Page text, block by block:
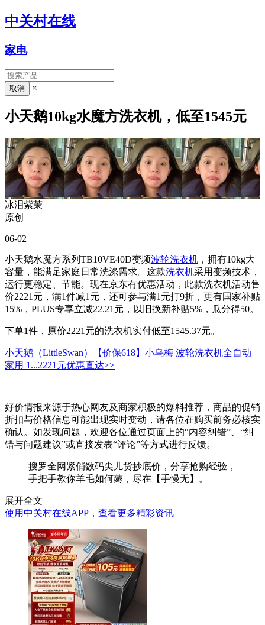
中关村在线
家电
×
小天鹅10kg水魔方洗衣机，低至1545元
冰泪紫茉
原创
06-02
小天鹅水魔方系列TB10VE40D变频波轮洗衣机 ，拥有10kg大
容量，能满足家庭日常洗涤需求。这款洗衣机采用变频技术，
运行更稳定、节能。现在京东有优惠活动，此款洗衣机活动售
价2221元，满1件减1元，还可参与满1元打9折，更有国家补贴
15%，PLUS专享立减22.21元，以旧换新补贴5%，瓜分得50。
下单1件，原价2221元的洗衣机实付低至1545.37元。
小天鹅（LittleSwan）【价保618】小乌梅 波轮洗衣机全自动
家用 1...2221元优惠直达>>
好价情报来源于热心网友及商家积极的爆料推荐，商品的促销
折扣与价格信息可能出现实时变动，请各位在购买前务必核实
确认。如发现问题，欢迎各位通过页面上的“内容纠错”、“纠
错与问题建议”或直接发表“评论”等方式进行反馈。
搜罗全网紧俏数码尖儿货抄底价，分享抢购经验，
手把手教你羊毛如何薅，尽在【手慢无】。
展开全文
使用中关村在线APP，查看更多精彩资讯